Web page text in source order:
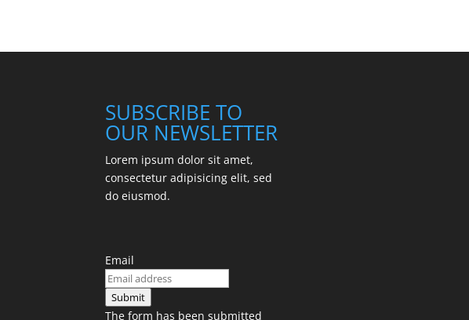
SUBSCRIBE TO
OUR NEWSLETTER
Lorem ipsum dolor sit amet,
consectetur adipisicing elit, sed
do eiusmod.
Email
Submit
The form has been submitted